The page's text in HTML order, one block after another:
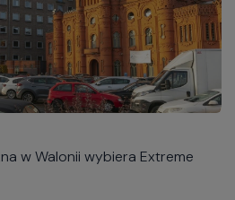
w Walonii wybiera Extreme